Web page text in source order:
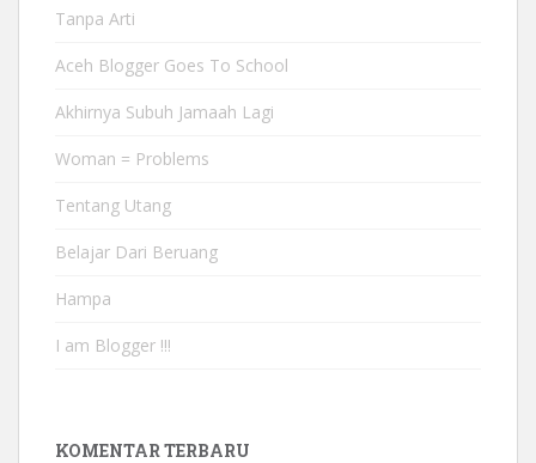
Tanpa Arti
Aceh Blogger Goes To School
Akhirnya Subuh Jamaah Lagi
Woman = Problems
Tentang Utang
Belajar Dari Beruang
Hampa
I am Blogger !!!
KOMENTAR TERBARU